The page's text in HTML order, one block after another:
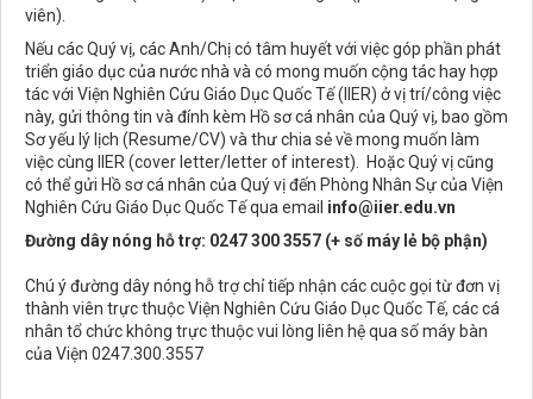
viên).
Nếu các Quý vị, các Anh/Chị có tâm huyết với việc góp phần phát
triển giáo dục của nước nhà và có mong muốn cộng tác hay hợp
tác với Viện Nghiên Cứu Giáo Dục Quốc Tế (IIER) ở vị trí/công việc
này, gửi thông tin và đính kèm Hồ sơ cá nhân của Quý vị, bao gồm
Sơ yếu lý lịch (Resume/CV) và thư chia sẻ về mong muốn làm
việc cùng IIER (cover letter/letter of interest). Hoặc Quý vị cũng
có thể gửi Hồ sơ cá nhân của Quý vị đến Phòng Nhân Sự của Viện
Nghiên Cứu Giáo Dục Quốc Tế qua email info@iier.edu.vn
Đường dây nóng hỗ trợ: 0247 300 3557 (+ số máy lẻ bộ phận)
Chú ý đường dây nóng hỗ trợ chỉ tiếp nhận các cuộc gọi từ đơn vị
thành viên trực thuộc Viện Nghiên Cứu Giáo Dục Quốc Tế, các cá
nhân tổ chức không trực thuộc vui lòng liên hệ qua số máy bàn
của Viện 0247.300.3557